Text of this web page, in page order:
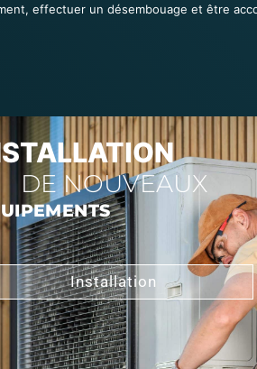
effectuer un désembouage et être
DE NOUVEAUX
Installation